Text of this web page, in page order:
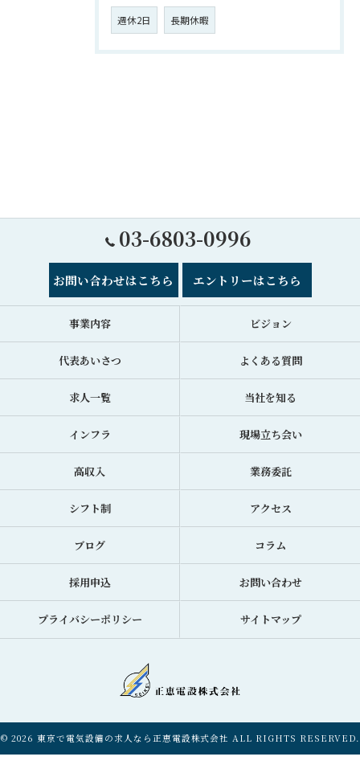
週休2日 長期休暇
03-6803-0996
お問い合わせはこちら エントリーはこちら
事業内容 ビジョン
代表あいさつ よくある質問
求人一覧 当社を知る
インフラ 現場立ち会い
高収入 業務委託
シフト制 アクセス
ブログ コラム
採用申込 お問い合わせ
プライバシーポリシー サイトマップ
© 2026 東京で電気設備の求人なら正恵電設株式会社 ALL RIGHTS RESERVED.